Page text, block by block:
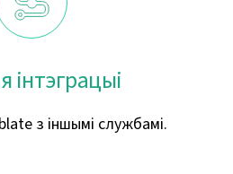
інтэграцыі
з іншымі службамі.